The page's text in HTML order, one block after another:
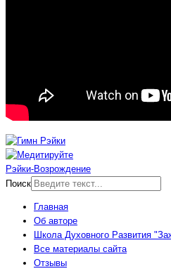
Рэйки-Возрождение
Поиск
Главная
Об авторе
Школа Духовного Развития
Все материалы сайта
Отзывы